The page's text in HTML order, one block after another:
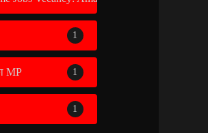
1
MP 1
1